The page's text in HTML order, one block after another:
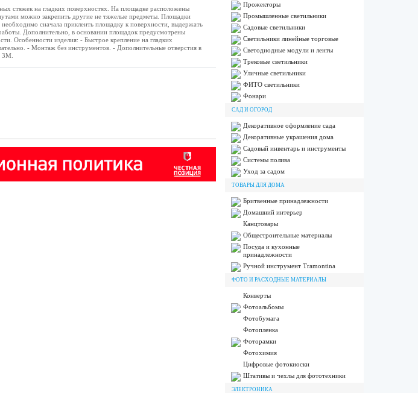
стяжек на гладких поверхностях. На площадке расположены
можно закрепить другие не тяжелые предметы. Площадки
сначала приклеить площадку к поверхности, выдержать
Дополнительно, в основании площадок предусмотрены
Особенности изделия: - Быстрое крепление на гладких
- Монтаж без инструментов. - Дополнительные отверстия в
3М.
Прожекторы
Промышленные светильники
Садовые светильники
Светильники линейные торговые
Светодиодные модули и ленты
Трековые светильники
Уличные светильники
ФИТО светильники
Фонари
САД И ОГОРОД
Декоративное оформление сада
Декоративные украшения дома
Садовый инвентарь и инструменты
Системы полива
Уход за садом
ТОВАРЫ ДЛЯ ДОМА
Бритвенные принадлежности
Домашний интерьер
Канцтовары
Общестроительные материалы
Посуда и кухонные
принадлежности
Ручной инструмент Tramontina
ФОТО И РАСХОДНЫЕ МАТЕРИАЛЫ
Конверты
Фотоальбомы
Фотобумага
Фотопленка
Фоторамки
Фотохимия
Цифровые фотокиоски
Штативы и чехлы для фототехники
ЭЛЕКТРОНИКА